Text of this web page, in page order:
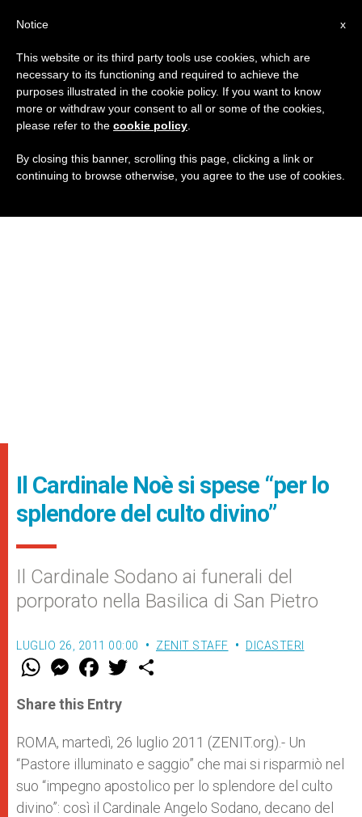
Il Cardinale Noè si spese “per lo
splendore del culto divino”
Il Cardinale Sodano ai funerali del
porporato nella Basilica di San Pietro
LUGLIO 26, 2011 00:00 ZENIT STAFF DICASTERI
W
t
s
p
p
M
e
s
e
g
e
r
F
a
e
b
o
k
w
r
Share this Entry
ROMA, martedì, 26 luglio 2011 (ZENIT.org).- Un
“Pastore illuminato e saggio” che mai si risparmiò nel
suo “impegno apostolico per lo splendore del culto
divino”: così il Cardinale Angelo Sodano, decano del
x
Notice
This website or its third party tools use cookies, which are
necessary to its functioning and required to achieve the
purposes illustrated in the cookie policy. If you want to know
more or withdraw your consent to all or some of the cookies,
please refer to the cookie policy
By closing this banner, scrolling this page, clicking a link or
continuing to browse otherwise, you agree to the use of cookies.